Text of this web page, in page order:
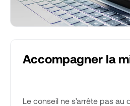
Accompagner la
Le conseil ne s’arrête pas au